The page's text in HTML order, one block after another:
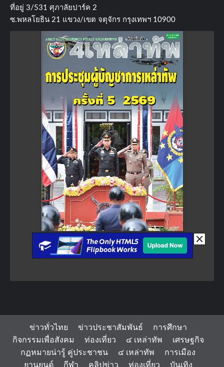
ที่อยู่​ 3/531​ ศุภาลัยปาร์ค​ 2
ซ.พหลโยธิน​ 21​ แขวง/เขต​ จตุจักร​ กรุงเทพฯ 10900
ข่าวทั่วไทย ข่าวประชาสัมพันธ์
การศึกษา
กิจกรรมเพื่อสังคม
ท่องเที่ยว ๔ เหล่าทัพ
เศรษฐกิจ
กฏหมายน่ารู้ คู่ประชาชน
๔ เหล่าทัพ
การเมือง
ยานยนต์
กีฬา คลิปข่าว ท่องเที่ยว บันเทิง